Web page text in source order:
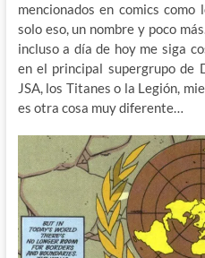
mencionados en comics
solo eso, un nombre y poco
incluso a día de hoy me siga
en el principal supergrupo de
JSA, los Titanes o la Legión,
es otra cosa muy diferente…